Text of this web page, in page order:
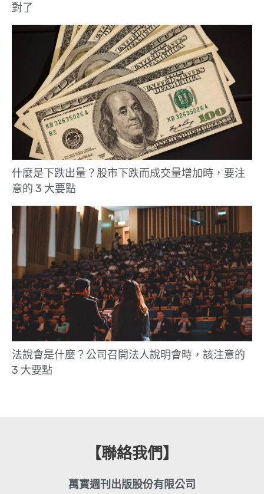
對了
什麼是下跌出量？股市下跌而成交量增加時，要注
意的 3 大要點
法說會是什麼？公司召開法人說明會時，該注意的
3 大要點
【聯絡我們】
萬寶週刊出版股份有限公司